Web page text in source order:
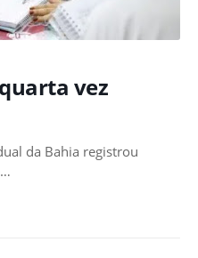
vez
da Bahia registrou